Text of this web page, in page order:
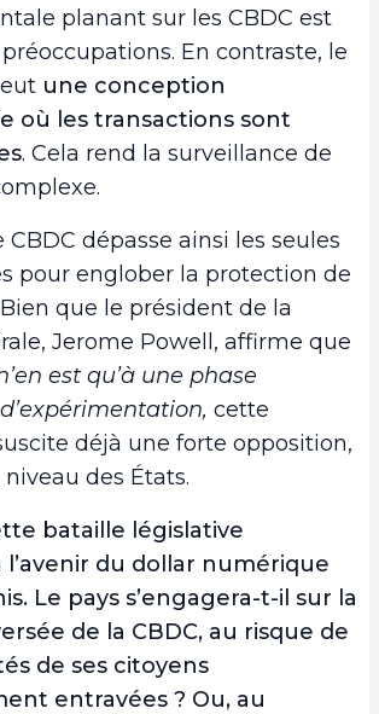
planant sur les CBDC est
En contraste, le
une conception
où les transactions sont
. Cela rend la surveillance de
CBDC dépasse ainsi les seules
pour englober la protection de
que le président de la
Jerome Powell, affirme que
est qu’à une phase
cette
déjà une forte opposition,
des États.
bataille législative
du dollar numérique
Le pays s’engagera-t-il sur la
de la CBDC, au risque de
de ses citoyens
entravées ? Ou, au